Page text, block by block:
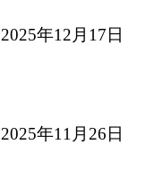
2025年12月17日
2025年11月26日